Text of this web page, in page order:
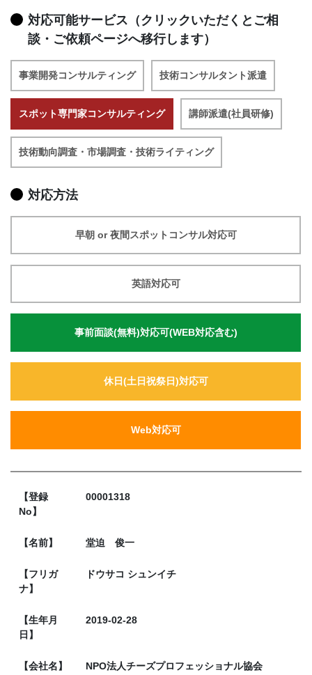
対応可能サービス（クリックいただくとご相
談・ご依頼ページへ移行します）
事業開発コンサルティング 技術コンサルタント派遣
スポット専門家コンサルティング 講師派遣(社員研修)
技術動向調査・市場調査・技術ライティング
対応方法
早朝 or 夜間スポットコンサル対応可
英語対応可
事前面談(無料)対応可(WEB対応含む)
休日(土日祝祭日)対応可
Web対応可
【登録
No】
00001318
【名前】 堂迫 俊一
【フリガ
ナ】
ドウサコ シュンイチ
【生年月
日】
2019-02-28
【会社名】 NPO法人チーズプロフェッショナル協会